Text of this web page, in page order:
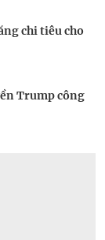
chi tiêu cho
Trump công